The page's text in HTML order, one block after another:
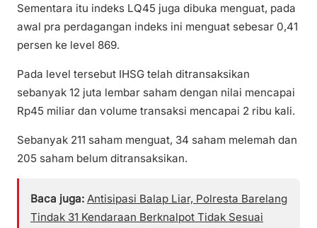
Sementara itu indeks LQ45 juga dibuka menguat, pada
awal pra perdagangan indeks ini menguat sebesar 0,41
persen ke level 869.
Pada level tersebut IHSG telah ditransaksikan
sebanyak 12 juta lembar saham dengan nilai mencapai
Rp45 miliar dan volume transaksi mencapai 2 ribu kali.
Sebanyak 211 saham menguat, 34 saham melemah dan
205 saham belum ditransaksikan.
Baca juga: Antisipasi Balap Liar, Polresta Barelang
Tindak 31 Kendaraan Berknalpot Tidak Sesuai